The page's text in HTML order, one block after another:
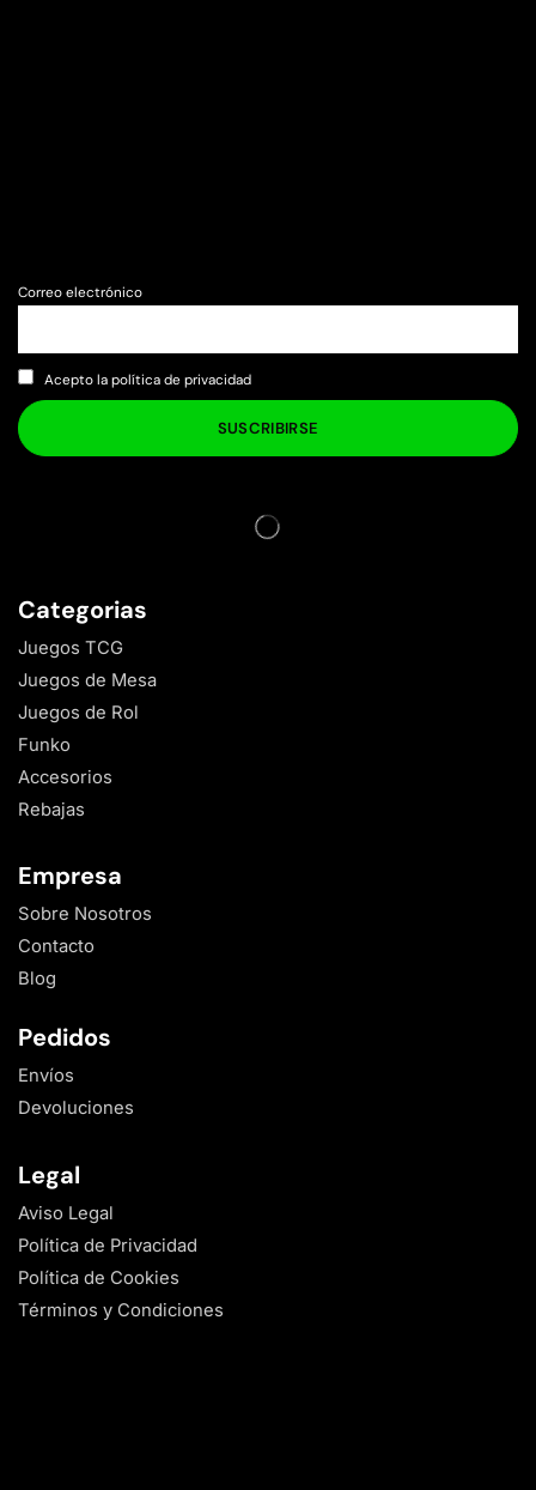
Correo electrónico
Acepto la política de privacidad
Categorias
Juegos TCG
Juegos de Mesa
Juegos de Rol
Funko
Accesorios
Rebajas
Empresa
Sobre Nosotros
Contacto
Blog
Pedidos
Envíos
Devoluciones
Legal
Aviso Legal
Política de Privacidad
Política de Cookies
Términos y Condiciones